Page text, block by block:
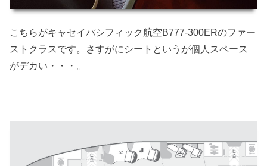
こちらがキャセイパシフィック航空B777-300ERのファー
ストクラスです。さすがにシートというが個人スペース
がデカい・・・。